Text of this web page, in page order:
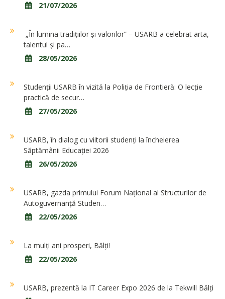
21/07/2026
„În lumina tradițiilor și valorilor” – USARB a celebrat arta,
talentul și pa…
28/05/2026
Studenții USARB în vizită la Poliția de Frontieră: O lecție
practică de secur…
27/05/2026
USARB, în dialog cu viitorii studenți la încheierea
Săptămânii Educației 2026
26/05/2026
USARB, gazda primului Forum Național al Structurilor de
Autoguvernanță Studen…
22/05/2026
La mulți ani prosperi, Bălți!
22/05/2026
USARB, prezentă la IT Career Expo 2026 de la Tekwill Bălți